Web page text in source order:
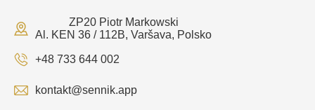
ZP20 Piotr Markowski
Al. KEN 36 / 112B, Varšava, Polsko
+48 733 644 002
kontakt@sennik.app